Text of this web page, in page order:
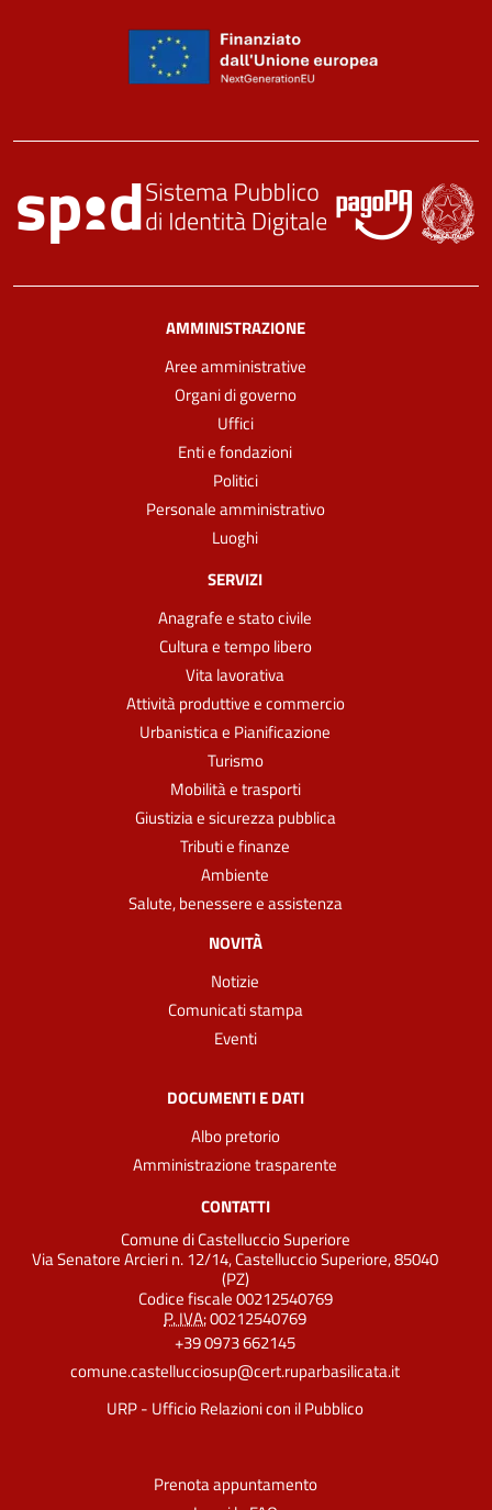
AMMINISTRAZIONE
Aree amministrative
Organi di governo
Uffici
Enti e fondazioni
Politici
Personale amministrativo
Luoghi
SERVIZI
Anagrafe e stato civile
Cultura e tempo libero
Vita lavorativa
Attività produttive e commercio
Urbanistica e Pianificazione
Turismo
Mobilità e trasporti
Giustizia e sicurezza pubblica
Tributi e finanze
Ambiente
Salute, benessere e assistenza
NOVITÀ
Notizie
Comunicati stampa
Eventi
DOCUMENTI E DATI
Albo pretorio
Amministrazione trasparente
CONTATTI
Comune di Castelluccio Superiore
Via Senatore Arcieri n. 12/14, Castelluccio Superiore, 85040
(PZ)
Codice fiscale 00212540769
P. IVA:00212540769
+39 0973 662145
comune.castellucciosup@cert.ruparbasilicata.it
URP - Ufficio Relazioni con il Pubblico
Prenota appuntamento